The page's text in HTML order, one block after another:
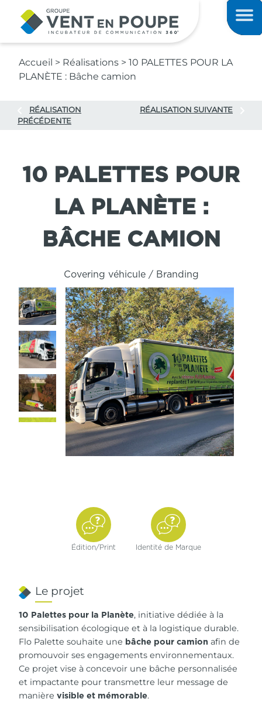
Accueil > Réalisations > 10 PALETTES POUR LA
PLANÈTE : Bâche camion
RÉALISATION
PRÉCÉDENTE
RÉALISATION SUIVANTE
10 PALETTES POUR
LA PLANÈTE :
BÂCHE CAMION
Covering véhicule / Branding
Édition/Print Identité de Marque
Le projet
10 Palettes pour la Planète, initiative dédiée à la
sensibilisation écologique et à la logistique durable.
Flo Palette souhaite une bâche pour camion afin de
promouvoir ses engagements environnementaux.
Ce projet vise à concevoir une bâche personnalisée
et impactante pour transmettre leur message de
manière visible et mémorable.